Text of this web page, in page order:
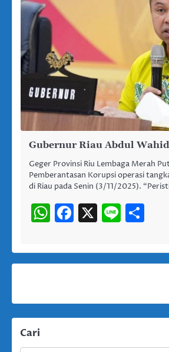
Gubernur Riau Abdul
Geger Provinsi Riu Lembaga Merah
Pemberantasan Korupsi operasi
di Riau pada Senin (3/11/2025).
WhatsApp
Facebook
X Line
Cari